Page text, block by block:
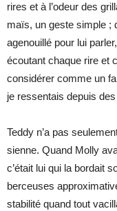
rires et à l’odeur des
maïs, un geste simple ;
agenouillé pour lui
écoutant chaque rire et
considérer comme un
je ressentais depuis
Teddy n’a pas
sienne. Quand Molly
c’était lui qui la bordait
berceuses
stabilité quand tout